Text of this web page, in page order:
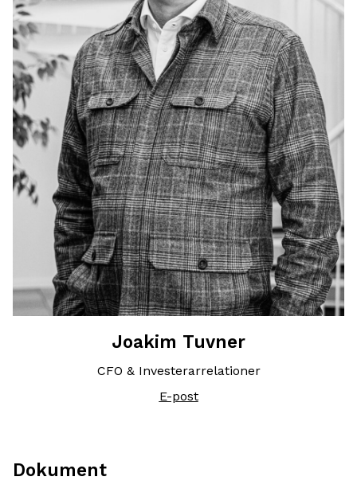
Joakim Tuvner
CFO & Investerarrelationer
E-post
Dokument